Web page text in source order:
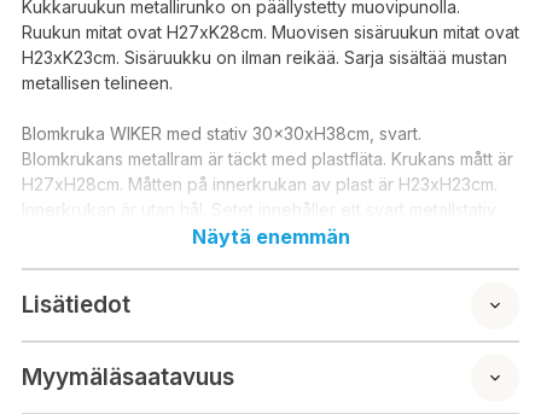
Kukkaruukun metallirunko on päällystetty muovipunolla.
Ruukun mitat ovat H27xK28cm. Muovisen sisäruukun mitat ovat
H23xK23cm. Sisäruukku on ilman reikää. Sarja sisältää mustan
metallisen telineen.
Blomkruka WIKER med stativ 30x30xH38cm, svart.
Blomkrukans metallram är täckt med plastfläta. Krukans mått är
H27xH28cm. Måtten på innerkrukan av plast är H23xH23cm.
Innerkrukan är utan hål. Setet innehåller ett svart metallstativ.
Näytä enemmän
Lisätiedot
Myymäläsaatavuus